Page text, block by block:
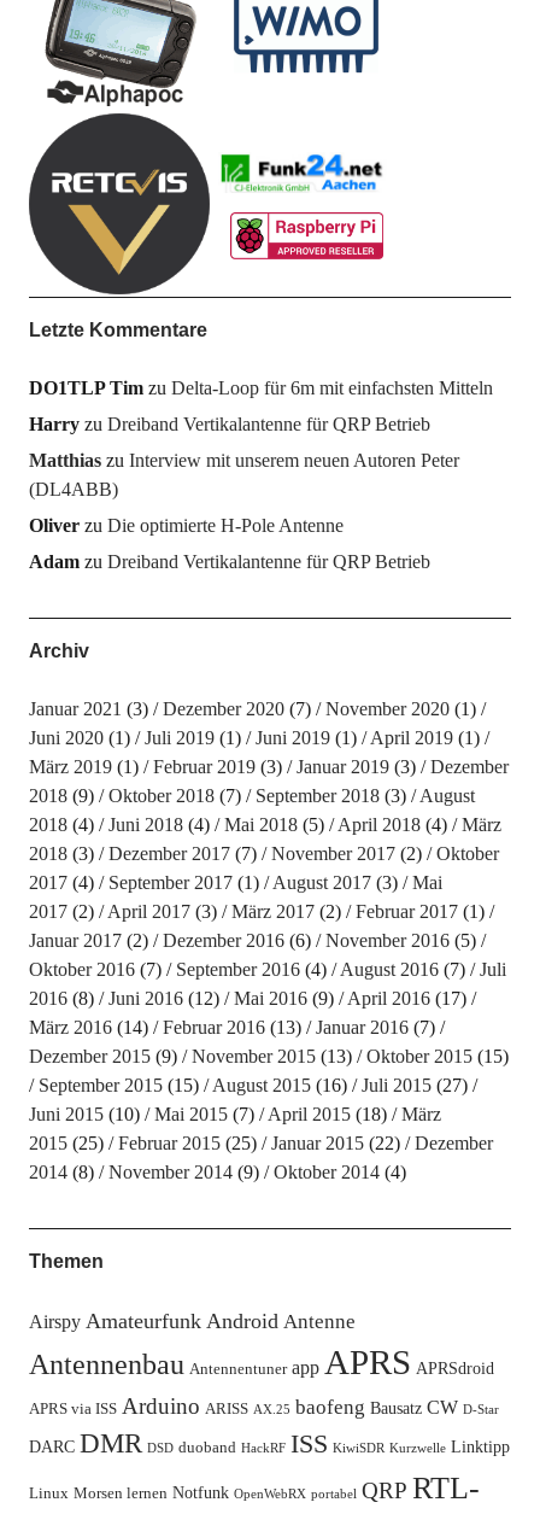
Letzte Kommentare
DO1TLP Timzu Delta-Loop für 6m mit einfachsten Mitteln
Harryzu Dreiband Vertikalantenne für QRP Betrieb
Matthiaszu Interview mit unserem neuen Autoren Peter
(DL4ABB)
Oliverzu Die optimierte H-Pole Antenne
Adamzu Dreiband Vertikalantenne für QRP Betrieb
Archiv
Januar 2021 (3) Dezember 2020(7) November 2020(1)
Juni 2020(1) Juli 2019(1) Juni 2019(1) April 2019(1)
März 2019(1) Februar 2019(3) Januar 2019(3)
Dezember
2018(9) Oktober 2018(7) September 2018(3)
August
2018(4) Juni 2018(4) Mai 2018(5) April 2018(4)
März
2018(3) Dezember 2017(7) November 2017(2)
Oktober
2017(4) September 2017(1) August 2017(3)
Mai
2017(2) April 2017(3) März 2017(2) Februar 2017(1)
Januar 2017(2) Dezember 2016(6) November 2016(5)
Oktober 2016(7) September 2016(4) August 2016(7)
Juli
2016(8) Juni 2016(12) Mai 2016(9) April 2016(17)
März 2016(14) Februar 2016(13) Januar 2016(7)
Dezember 2015(9) November 2015(13) Oktober 2015(15)
September 2015(15) August 2015(16) Juli 2015(27)
Juni 2015(10) Mai 2015(7) April 2015(18)
März
2015(25) Februar 2015(25) Januar 2015(22)
Dezember
2014(8) November 2014(9) Oktober 2014(4)
Themen
Airspy Amateurfunk Android Antenne
Antennenbau Antennentuner app APRS APRSdroid
APRS via ISS Arduino ARISS AX.25 baofeng Bausatz CW D-Star
DARC DMR DSD duoband HackRF ISS KiwiSDR Kurzwelle Linktipp
Linux Morsen lernen Notfunk OpenWebRX portabel QRP RTL-